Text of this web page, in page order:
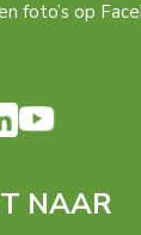
foto’s op
NAAR